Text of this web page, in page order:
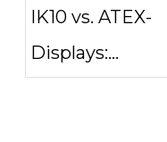
IK10 vs. ATEX-
Displays: